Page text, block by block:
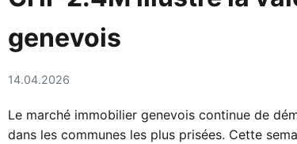
genevois
14.04.2026
Le marché immobilier genevois continue de
dans les communes les plus prisées. Cette